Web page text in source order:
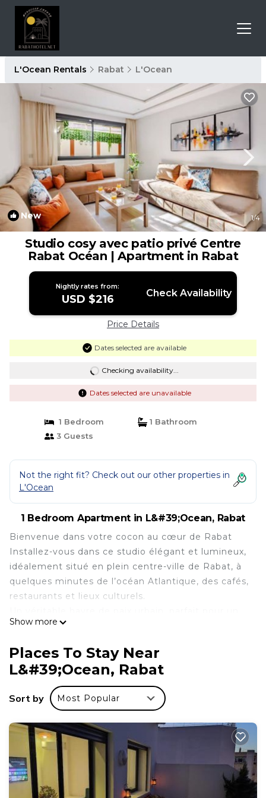
L'Ocean Rentals Rabat L'Ocean
New 1/4
Studio cosy avec patio privé Centre
Rabat Océan | Apartment in Rabat
Nightly rates from:
USD $216 Check Availability
Price Details
Dates selected are available
Checking availability...
Dates selected are unavailable
1 Bedroom
1 Bathroom
3 Guests
Not the right fit? Check out our other properties in
L'Ocean
1 Bedroom Apartment in L&#39;Ocean, Rabat
Bienvenue dans votre cocon au cœur de Rabat
Installez-vous dans ce studio élégant et lumineux,
idéalement situé en plein centre-ville de Rabat, à
quelques minutes de l’océan Atlantique, des cafés,
restaurants et lieux culturels.
séjour détente, professionnel ou touristique.
Ce studio moderne et soigneusement aménagé
peut accueillir jusqu’à 3 voyageurs et se compose
Une chambre confortable avec literie de qualité,
Un Salon avec espace détente
Cuisine entièrement équipée pour préparer vos
repas en toute autonomie
Espace repas fonctionnel
1 salle de bain moderne + toilette séparée avec
Show more
Places To Stay Near
L&#39;Ocean, Rabat
Sort by Most Popular